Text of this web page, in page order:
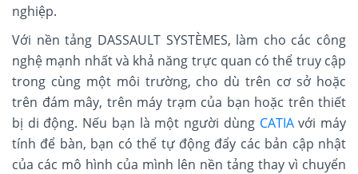
nghiệp.
Với nền tảng DASSAULT SYSTÈMES, làm cho các công
nghệ mạnh nhất và khả năng trực quan có thể truy cập
trong cùng một môi trường, cho dù trên cơ sở hoặc
trên đám mây, trên máy trạm của bạn hoặc trên thiết
bị di động. Nếu bạn là một người dùng CATIAvới máy
tính để bàn, bạn có thể tự động đẩy các bản cập nhật
của các mô hình của mình lên nền tảng thay vì chuyển